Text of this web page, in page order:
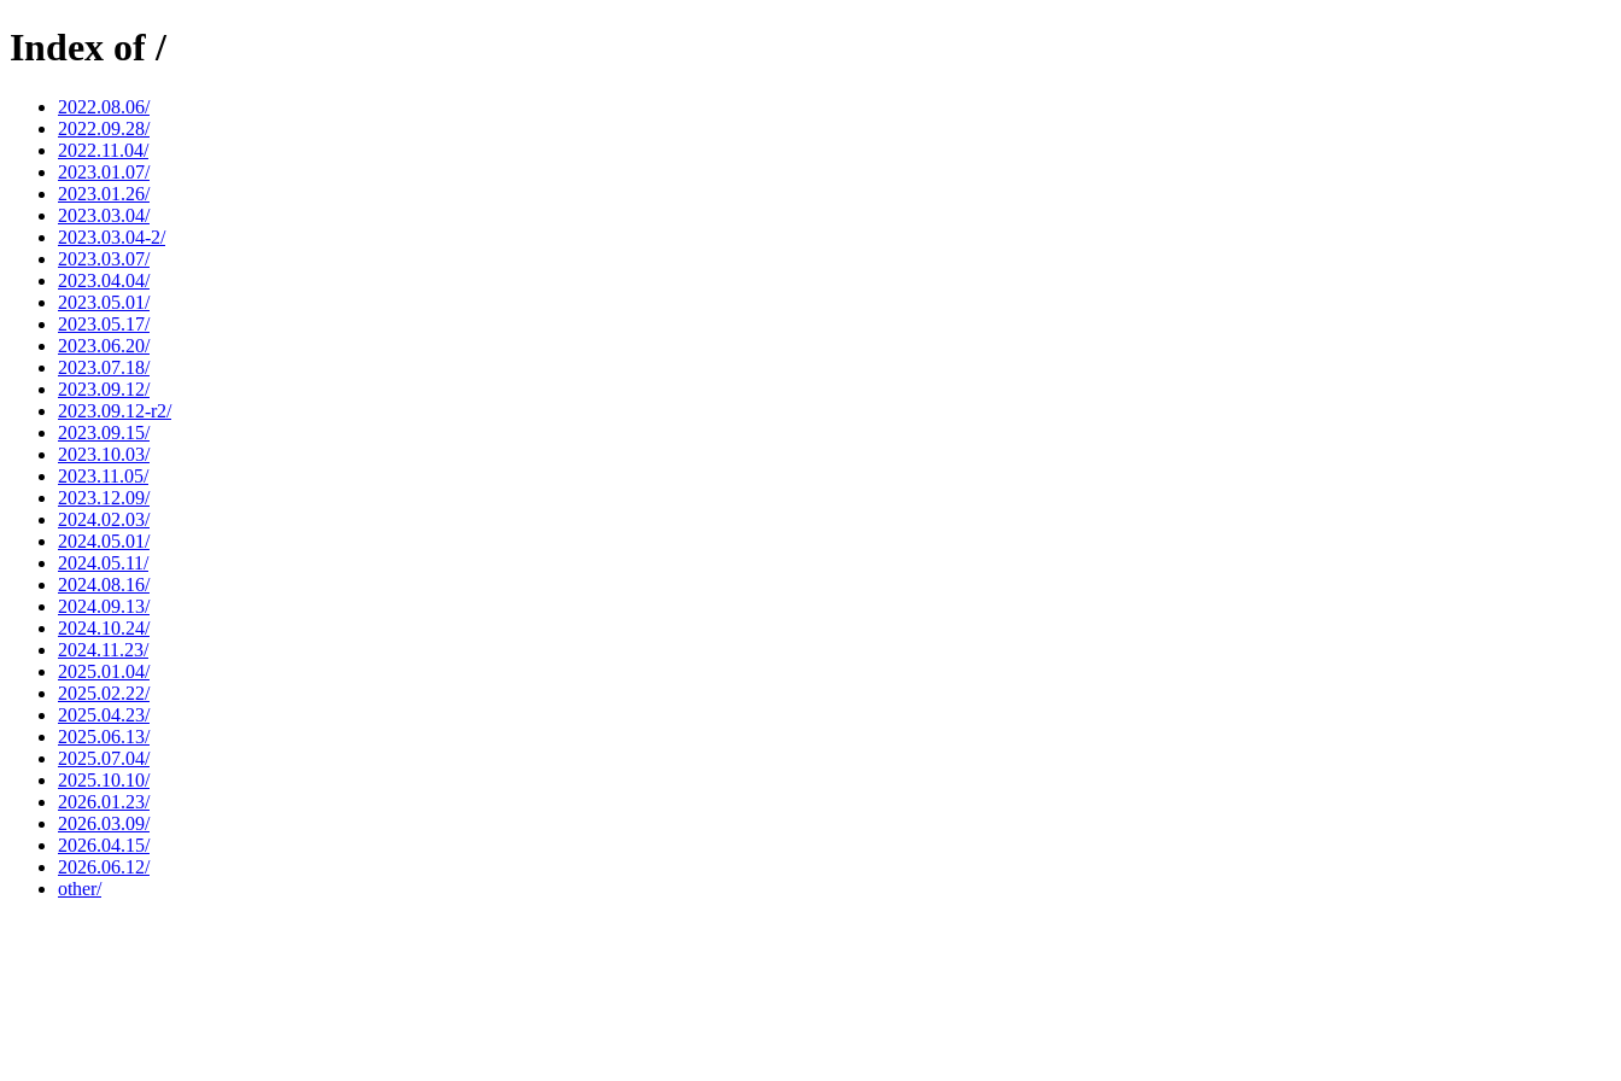
Index of /
2022.08.06/
2022.09.28/
2022.11.04/
2023.01.07/
2023.01.26/
2023.03.04/
2023.03.04-2/
2023.03.07/
2023.04.04/
2023.05.01/
2023.05.17/
2023.06.20/
2023.07.18/
2023.09.12/
2023.09.12-r2/
2023.09.15/
2023.10.03/
2023.11.05/
2023.12.09/
2024.02.03/
2024.05.01/
2024.05.11/
2024.08.16/
2024.09.13/
2024.10.24/
2024.11.23/
2025.01.04/
2025.02.22/
2025.04.23/
2025.06.13/
2025.07.04/
2025.10.10/
2026.01.23/
2026.03.09/
2026.04.15/
2026.06.12/
other/